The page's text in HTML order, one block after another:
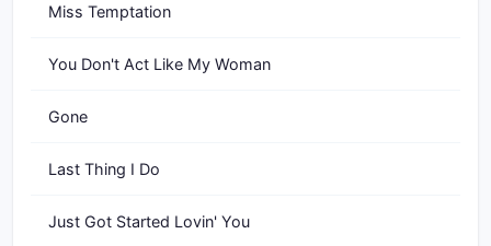
Miss Temptation
You Don't Act Like My Woman
Gone
Last Thing I Do
Just Got Started Lovin' You